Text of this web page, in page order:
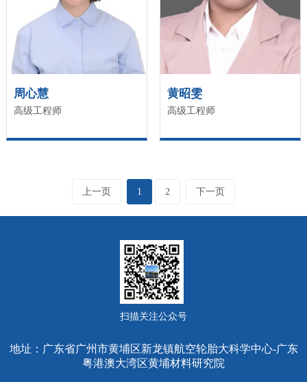
周心慧
高级工程师
黄昭雯
高级工程师
上一页 1 2 下一页
扫描关注公众号
地址：广东省广州市黄埔区新龙镇航空轮胎大科学中心-广东
粤港澳大湾区黄埔材料研究院